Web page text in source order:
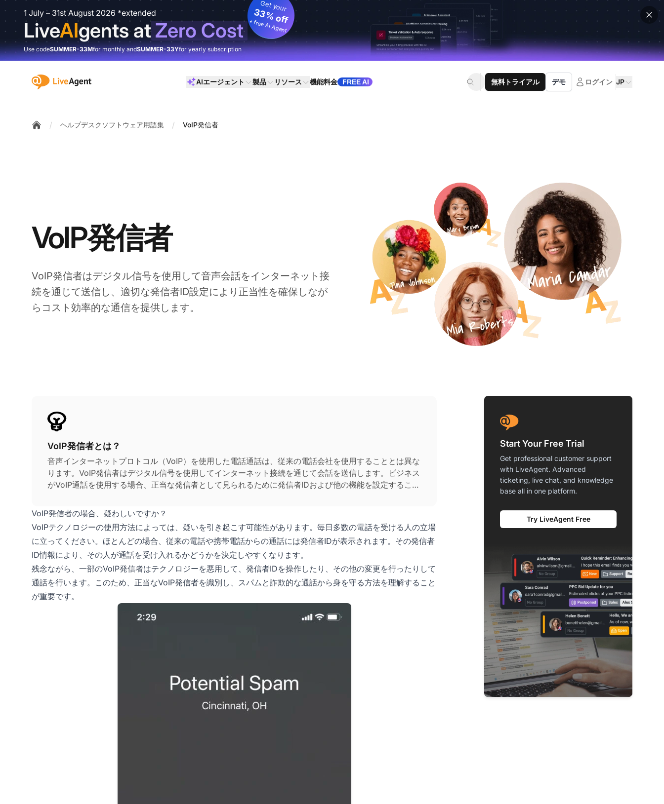
1 July – 31st August 2026 *extended
LiveAIgents atZero Cost
Get your
33% off
+ free AI Agent
Use codeSUMMER-33Mfor monthly andSUMMER-33Yfor yearly subscription
:site.title AIエージェント 製品 リソース 機能料金 FREE AI 無料トライアル デモ ログイン JP
/ ヘルプデスクソフトウェア用語集 / VoIP発信者
VoIP発信者
VoIP発信者はデジタル信号を使用して音声会話をインターネット接
続を通じて送信し、適切な発信者ID設定により正当性を確保しなが
らコスト効率的な通信を提供します。
VoIP発信者とは？
音声インターネットプロトコル（VoIP）を使用した電話通話は、従来の電話会社を使用することとは異な
ります。VoIP発信者はデジタル信号を使用してインターネット接続を通じて会話を送信します。ビジネス
がVoIP通話を使用する場合、正当な発信者として見られるために発信者IDおよび他の機能を設定すること
VoIP発信者の場合、疑わしいですか？
VoIPテクノロジーの使用方法によっては、疑いを引き起こす可能性があります。毎日多数の電話を受ける人の立場
に立ってください。ほとんどの場合、従来の電話や携帯電話からの通話には発信者IDが表示されます。その発信者
ID情報により、その人が通話を受け入れるかどうかを決定しやすくなります。
残念ながら、一部のVoIP発信者はテクノロジーを悪用して、発信者IDを操作したり、その他の変更を行ったりして
通話を行います。このため、正当なVoIP発信者を識別し、スパムと詐欺的な通話から身を守る方法を理解すること
が重要です。
Start Your Free Trial
Get professional customer support
with LiveAgent. Advanced
ticketing, live chat, and knowledge
base all in one platform.
Try LiveAgent Free